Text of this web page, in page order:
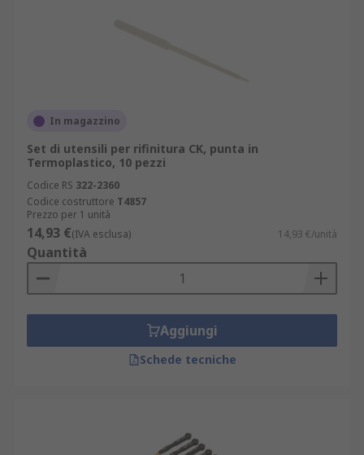
In magazzino
Set di utensili per rifinitura CK, punta in
Termoplastico, 10 pezzi
Codice RS 322-2360
Codice costruttore T4857
Prezzo per 1 unità
14,93 €(IVA esclusa) 14,93 €/unità
Quantità
Aggiungi
Schede tecniche